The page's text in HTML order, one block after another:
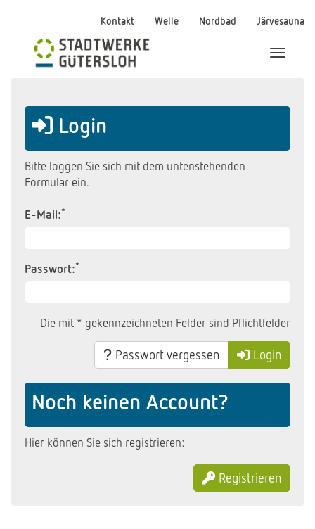
Kontakt Welle Nordbad Järvesauna
Menü
Login
Bitte loggen Sie sich mit dem untenstehenden
Formular ein.
E-Mail:*
Passwort:*
Die mit * gekennzeichneten Felder sind Pflichtfelder
Passwort vergessen Login
Noch keinen Account?
Hier können Sie sich registrieren:
Registrieren